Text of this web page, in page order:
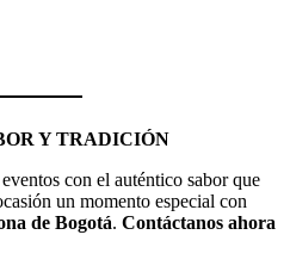
Y TRADICIÓN
con el auténtico sabor que
un momento especial con
de Bogotá. Contáctanos ahora